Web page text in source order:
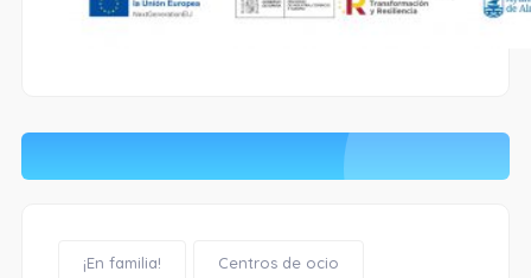
¡En familia! Centros de ocio